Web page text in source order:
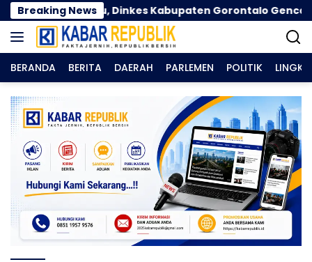
Langsung
ke
konten
Breaking News
Kemarau, Dinkes Kabupaten Gorontalo Gencarkan
BERANDA BERITA DAERAH PARLEMEN POLITIK